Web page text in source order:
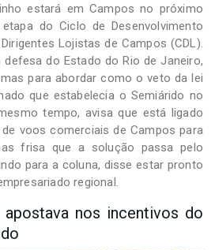
estará em Campos no próximo
do Ciclo de Desenvolvimento
Lojistas de Campos (CDL).
do Estado do Rio de Janeiro,
para abordar como o veto da lei
que estabelecia o Semiárido no
tempo, avisa que está ligado
voos comerciais de Campos para
frisa que a solução passa pelo
para a coluna, disse estar pronto
regional.
nos incentivos do